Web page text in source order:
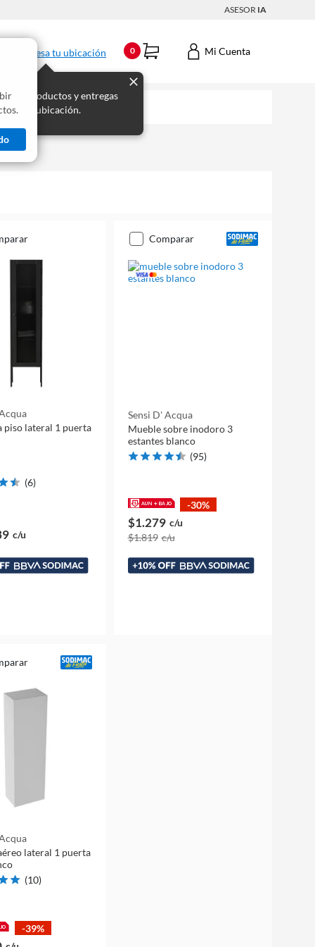
ASESOR IA
Ingresa tu ubicación
los productos y entregas
tu ubicación.
0 Mi Cuenta
piso lateral 1 puerta
(6)
c/u
comparar
Sensi D' Acqua
Mueble sobre inodoro 3
estantes blanco
(95)
-30%
$1.279 c/u
$1.819 c/u
lateral 1 puerta
(10)
-39%